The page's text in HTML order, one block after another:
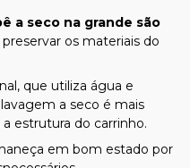
a seco na grande são
os materiais do
que utiliza água e
a seco é mais
estrutura do carrinho.
em bom estado por